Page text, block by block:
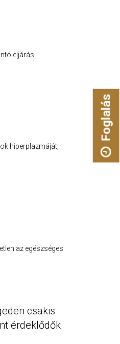
eljárás.
hiperplazmáját,
az egészséges
csakis
érdeklődők
Foglalás